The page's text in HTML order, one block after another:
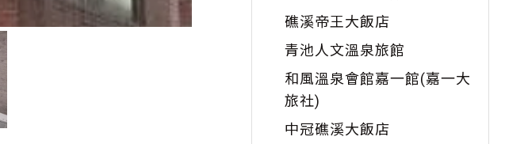
礁溪帝王大飯店
青池人文溫泉旅館
和風溫泉會館嘉一館(嘉一大
旅社)
中冠礁溪大飯店